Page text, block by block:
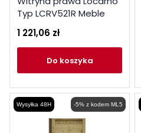
Typ LCRV521R Meble
1 221,06 zł
do koszyka
-5% z kodem ML5
Wysyłka 48H